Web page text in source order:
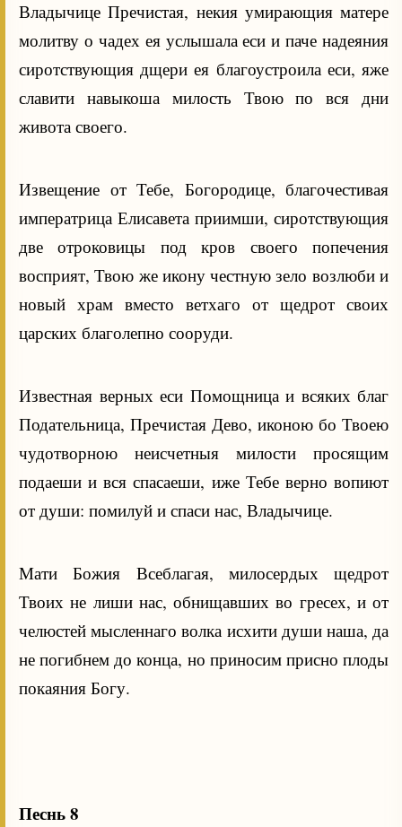
Владычице Пречистая, некия умирающия матере
молитву о чадех ея услышала еси и паче надеяния
сиротствующия дщери ея благоустроила еси, яже
славити навыкоша милость Твою по вся дни
живота своего.
Извещение от Тебе, Богородице, благочестивая
императрица Елисавета приимши, сиротствующия
две отроковицы под кров своего попечения
восприят, Твою же икону честную зело возлюби и
новый храм вместо ветхаго от щедрот своих
царских благолепно сооруди.
Известная верных еси Помощница и всяких благ
Подательница, Пречистая Дево, иконою бо Твоею
чудотворною неисчетныя милости просящим
подаеши и вся спасаеши, иже Тебе верно вопиют
от души: помилуй и спаси нас, Владычице.
Мати Божия Всеблагая, милосердых щедрот
Твоих не лиши нас, обнищавших во гресех, и от
челюстей мысленнаго волка исхити души наша, да
не погибнем до конца, но приносим присно плоды
покаяния Богу.
Песнь 8